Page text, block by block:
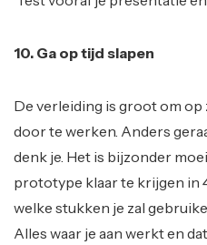
10. Ga op tijd slapen
De verleiding is groot om op
door te werken. Anders
denk je. Het is bijzonder
prototype klaar te krijgen in
welke stukken je zal
Alles waar je aan werkt en